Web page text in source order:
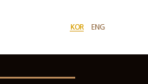
KOR ENG